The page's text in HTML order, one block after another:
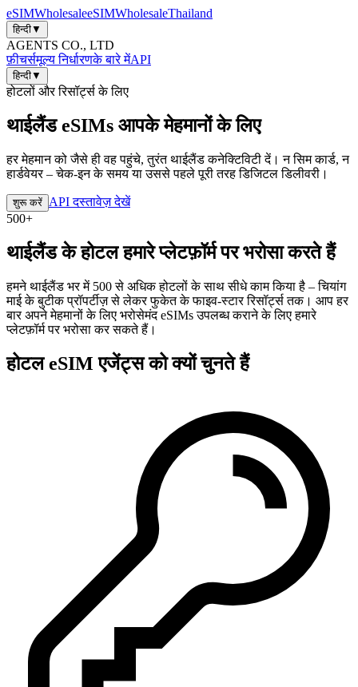
eSIMWholesaleeSIMWholesaleThailand
हिन्दी▼
AGENTS CO., LTD
फ़ीचर्समूल्य निर्धारणके बारे मेंAPI
हिन्दी▼
होटलों और रिसॉर्ट्स के लिए
थाईलैंड eSIMs आपके मेहमानों के लिए
हर मेहमान को जैसे ही वह पहुंचे, तुरंत थाईलैंड कनेक्टिविटी दें। न सिम कार्ड, न
हार्डवेयर – चेक-इन के समय या उससे पहले पूरी तरह डिजिटल डिलीवरी।
शुरू करें API दस्तावेज़ देखें
500+
थाईलैंड के होटल हमारे प्लेटफ़ॉर्म पर भरोसा करते हैं
हमने थाईलैंड भर में 500 से अधिक होटलों के साथ सीधे काम किया है – चियांग
माई के बुटीक प्रॉपर्टीज़ से लेकर फुकेत के फाइव-स्टार रिसॉर्ट्स तक। आप हर
बार अपने मेहमानों के लिए भरोसेमंद eSIMs उपलब्ध कराने के लिए हमारे
प्लेटफ़ॉर्म पर भरोसा कर सकते हैं।
होटल eSIM एजेंट्स को क्यों चुनते हैं